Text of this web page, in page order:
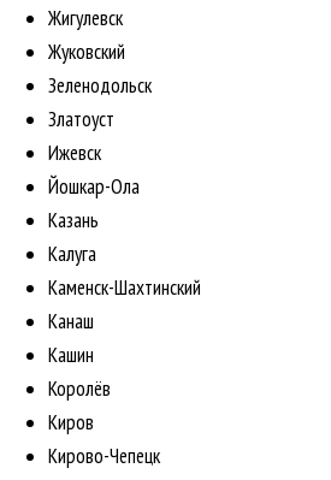
Жигулевск
Жуковский
Зеленодольск
Златоуст
Ижевск
Йошкар-Ола
Казань
Калуга
Каменск-Шахтинский
Канаш
Кашин
Королёв
Киров
Кирово-Чепецк